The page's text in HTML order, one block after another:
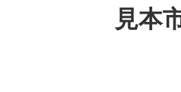
見本